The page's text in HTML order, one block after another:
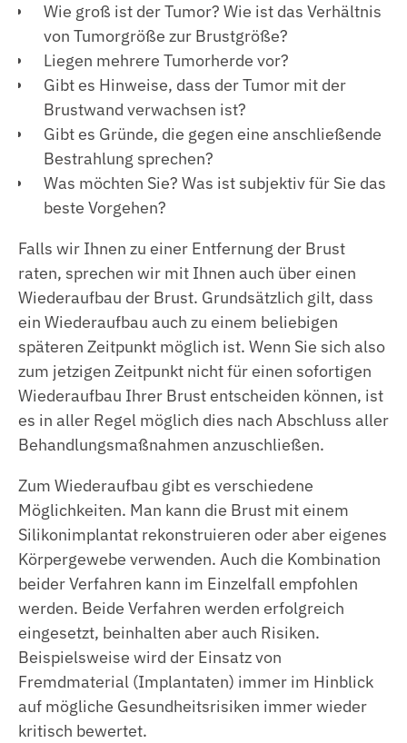
Wie groß ist der Tumor? Wie ist das Verhältnis
von Tumorgröße zur Brustgröße?
Liegen mehrere Tumorherde vor?
Gibt es Hinweise, dass der Tumor mit der
Brustwand verwachsen ist?
Gibt es Gründe, die gegen eine anschließende
Bestrahlung sprechen?
Was möchten Sie? Was ist subjektiv für Sie das
beste Vorgehen?
Falls wir Ihnen zu einer Entfernung der Brust
raten, sprechen wir mit Ihnen auch über einen
Wiederaufbau der Brust. Grundsätzlich gilt, dass
ein Wiederaufbau auch zu einem beliebigen
späteren Zeitpunkt möglich ist. Wenn Sie sich also
zum jetzigen Zeitpunkt nicht für einen sofortigen
Wiederaufbau Ihrer Brust entscheiden können, ist
es in aller Regel möglich dies nach Abschluss aller
Behandlungsmaßnahmen anzuschließen.
Zum Wiederaufbau gibt es verschiedene
Möglichkeiten. Man kann die Brust mit einem
Silikonimplantat rekonstruieren oder aber eigenes
Körpergewebe verwenden. Auch die Kombination
beider Verfahren kann im Einzelfall empfohlen
werden. Beide Verfahren werden erfolgreich
eingesetzt, beinhalten aber auch Risiken.
Beispielsweise wird der Einsatz von
Fremdmaterial (Implantaten) immer im Hinblick
auf mögliche Gesundheitsrisiken immer wieder
kritisch bewertet.